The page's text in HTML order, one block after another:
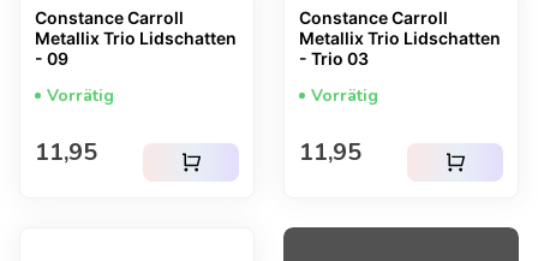
Constance Carroll
Metallix Trio Lidschatten
- 09
Vorrätig
Regulärer Preis
11,95 shopping_cart
Constance Carroll
Metallix Trio Lidschatten
- Trio 03
Vorrätig
Regulärer Preis
11,95 shopping_cart